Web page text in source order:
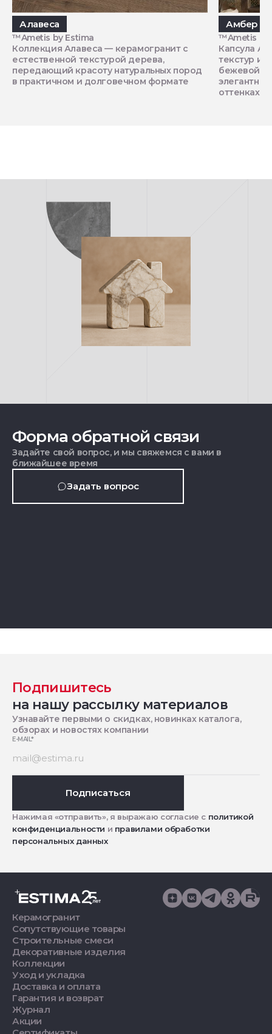
Алавеса
™Ametis by Estima
Коллекция Алавеса — керамогранит с
естественной текстурой дерева,
передающий красоту натуральных пород
в практичном и долговечном формате
Амбер
™Ametis by
Капсула
текстур и
бежевой
оттенках
Форма обратной связи
Задайте свой вопрос, и мы свяжемся с вами в
ближайшее время
Задать вопрос
Подпишитесь
на нашу рассылку материалов
Узнавайте первыми о скидках, новинках каталога,
обзорах и новостях компании
E-MAIL*
Подписаться
Нажимая «отправить», я выражаю согласие с политикой
конфиденциальности и правилами обработки
персональных данных
Керамогранит
Сопутствующие товары
Строительные смеси
Декоративные изделия
Коллекции
Уход и укладка
Доставка и оплата
Гарантия и возврат
Журнал
Акции